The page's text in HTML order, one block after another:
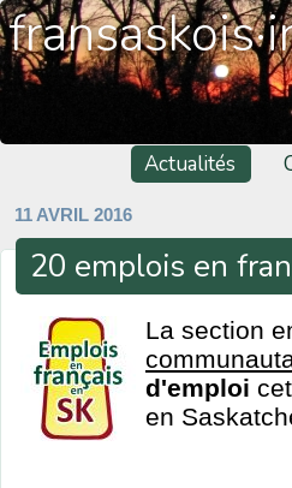
Actualités
11 AVRIL 2016
20 emplois en
La section
d'emploi
en